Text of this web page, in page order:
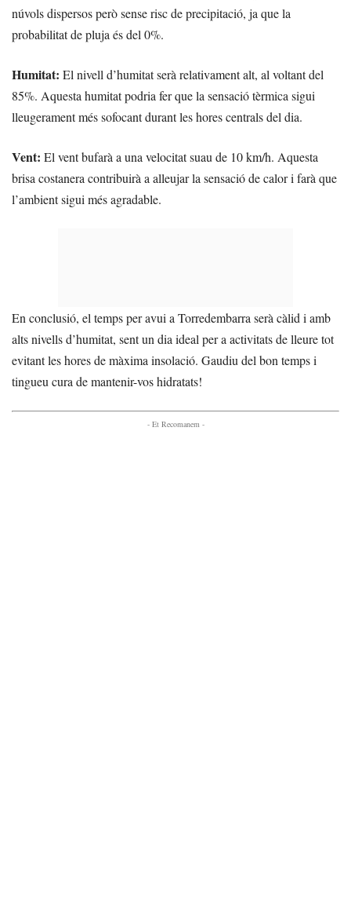
núvols dispersos però sense risc de precipitació, ja que la
probabilitat de pluja és del 0%.
Humitat: El nivell d’humitat serà relativament alt, al voltant del
85%. Aquesta humitat podria fer que la sensació tèrmica sigui
lleugerament més sofocant durant les hores centrals del dia.
Vent: El vent bufarà a una velocitat suau de 10 km/h. Aquesta
brisa costanera contribuirà a alleujar la sensació de calor i farà que
l’ambient sigui més agradable.
En conclusió, el temps per avui a Torredembarra serà càlid i amb
alts nivells d’humitat, sent un dia ideal per a activitats de lleure tot
evitant les hores de màxima insolació. Gaudiu del bon temps i
tingueu cura de mantenir-vos hidratats!
- Et Recomanem -